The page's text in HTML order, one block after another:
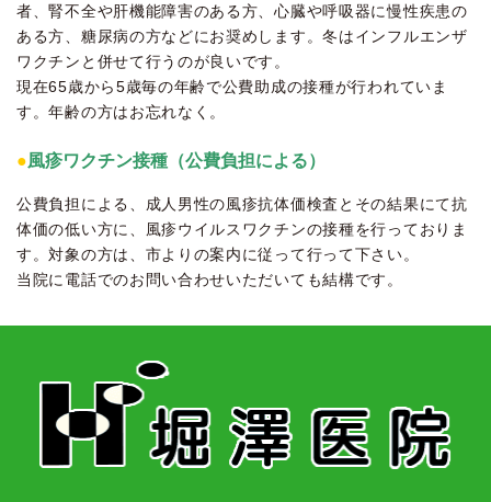
者、腎不全や肝機能障害のある方、心臓や呼吸器に慢性疾患の
ある方、糖尿病の方などにお奨めします。冬はインフルエンザ
ワクチンと併せて行うのが良いです。
現在65歳から5歳毎の年齢で公費助成の接種が行われていま
す。年齢の方はお忘れなく。
●風疹ワクチン接種（公費負担による）
公費負担による、成人男性の風疹抗体価検査とその結果にて抗
体価の低い方に、風疹ウイルスワクチンの接種を行っておりま
す。対象の方は、市よりの案内に従って行って下さい。
当院に電話でのお問い合わせいただいても結構です。